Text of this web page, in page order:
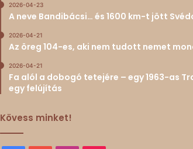
2026-04-23
A neve Bandibácsi… és 1600 km-t jött
2026-04-21
Az öreg 104-es, aki nem tudott nemet
2026-04-21
Fa alól a dobogó tetejére – egy 1963-as
egy felújítás
Kövess minket!